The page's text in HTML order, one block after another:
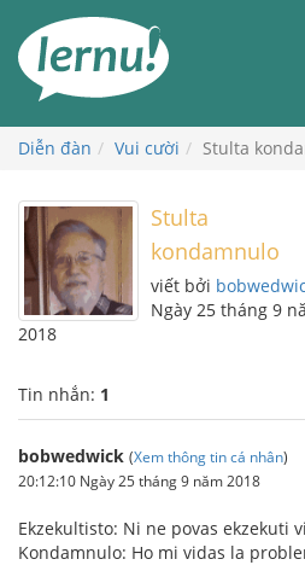
đến
phần
dung
Diễn đàn Vui cười Stulta
Stulta
kondamnulo
viết bởi
Ngày 25 tháng 9
2018
Tin nhắn: 1
bobwedwick (Xem thông tin cá nhân)
20:12:10 Ngày 25 tháng 9 năm 2018
Ekzekultisto: Ni ne povas ekzekuti
Kondamnulo: Ho mi vidas la